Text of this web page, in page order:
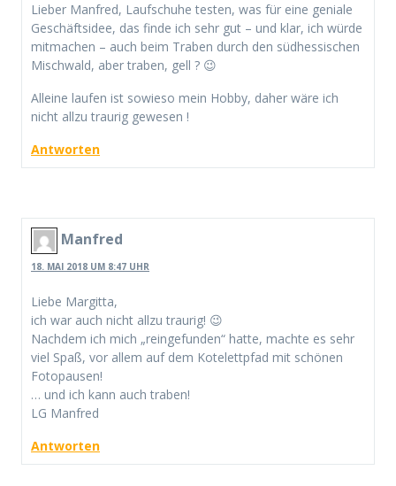
Lieber Manfred, Laufschuhe testen, was für eine geniale
Geschäftsidee, das finde ich sehr gut – und klar, ich würde
mitmachen – auch beim Traben durch den südhessischen
Mischwald, aber traben, gell ? 😉
Alleine laufen ist sowieso mein Hobby, daher wäre ich
nicht allzu traurig gewesen !
Antworten
Manfred
18. MAI 2018 UM 8:47 UHR
Liebe Margitta,
ich war auch nicht allzu traurig! 😉
Nachdem ich mich „reingefunden“ hatte, machte es sehr
viel Spaß, vor allem auf dem Kotelettpfad mit schönen
Fotopausen!
… und ich kann auch traben!
LG Manfred
Antworten